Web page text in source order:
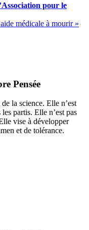
pour le
médicale à mourir »
Pensée
la science. Elle n’est
partis. Elle n’est pas
vise à développer
et de tolérance.